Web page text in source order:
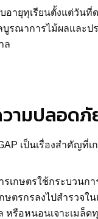
อายุทุเรียนตั้งแต่วัน
รณาการไม้ผลและป
ล
วามปลอด
เป็นเรื่องสำคัญที่
รเกษตรใช้กระบวนกา
ษตรกรลงไปสำรวจ
หรือหนอนเจาะเมล็ด